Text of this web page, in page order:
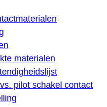
materialen
pilot schakel contact